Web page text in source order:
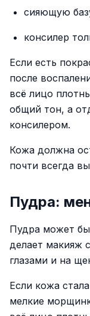
сияющую
консилер
Если есть
после
всё лицо
общий тон, а
консилером.
Кожа должна
почти всегда
Пудра:
Пудра может
делает макияж
глазами и на
Если кожа
мелкие